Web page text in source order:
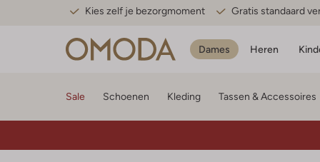
Kies zelf je bezorgmoment Gratis standaard
Dames Heren
Sale Schoenen Kleding Tassen & Accessoires